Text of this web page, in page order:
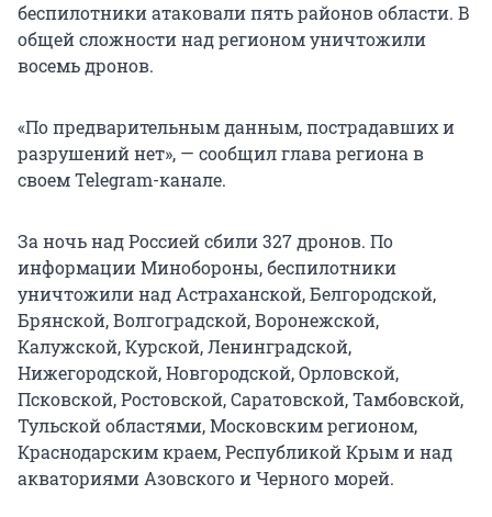
беспилотники атаковали пять районов области. В
общей сложности над регионом уничтожили
восемь дронов.
«По предварительным данным, пострадавших и
разрушений нет», — сообщил глава региона в
своем Telegram-канале.
За ночь над Россией сбили 327 дронов. По
информации Минобороны, беспилотники
уничтожили над Астраханской, Белгородской,
Брянской, Волгоградской, Воронежской,
Калужской, Курской, Ленинградской,
Нижегородской, Новгородской, Орловской,
Псковской, Ростовской, Саратовской, Тамбовской,
Тульской областями, Московским регионом,
Краснодарским краем, Республикой Крым и над
акваториями Азовского и Черного морей.